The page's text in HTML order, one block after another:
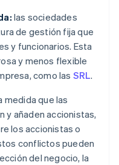
las sociedades
de gestión fija que
y funcionarios. Esta
y menos flexible
como las SRL.
medida que las
y añaden accionistas,
los accionistas o
conflictos pueden
del negocio, la